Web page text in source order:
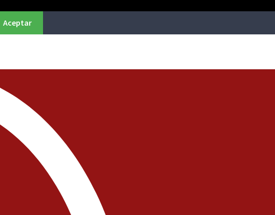
Aceptar